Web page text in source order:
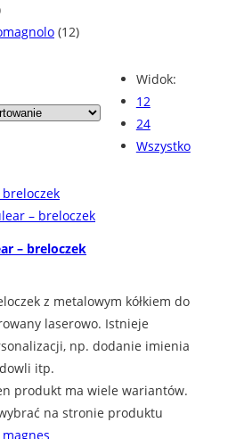
Widok:
12
24
Wszystko
– breloczek
z metalowym kółkiem do
laserowo. Istnieje
np. dodanie imienia
itp.
produkt ma wiele wariantów.
na stronie produktu
(12)